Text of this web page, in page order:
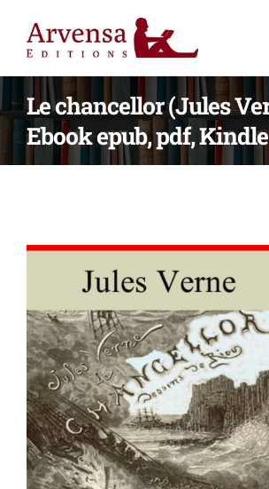
contenu
Le chancellor (Jules
Ebook epub, pdf, Kindle